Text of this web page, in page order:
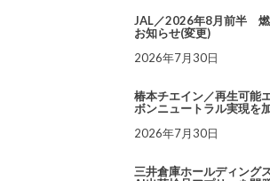
JAL／2026年8月前半 燃
お知らせ(変更)
2026年7月30日
椿本チエイン／再生可能
ボンニュートラル実現を
2026年7月30日
三井倉庫ホールディング